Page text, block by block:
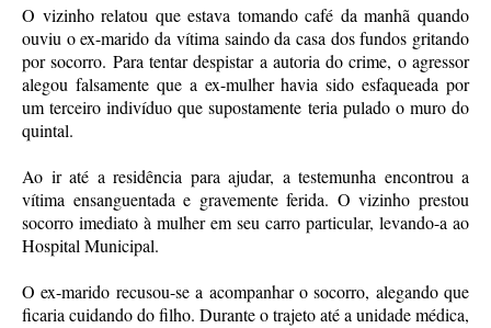
O vizinho relatou que estava tomando café da manhã quando
ouviu o ex-marido da vítima saindo da casa dos fundos gritando
por socorro. Para tentar despistar a autoria do crime, o agressor
alegou falsamente que a ex-mulher havia sido esfaqueada por
um terceiro indivíduo que supostamente teria pulado o muro do
quintal.
Ao ir até a residência para ajudar, a testemunha encontrou a
vítima ensanguentada e gravemente ferida. O vizinho prestou
socorro imediato à mulher em seu carro particular, levando-a ao
Hospital Municipal.
O ex-marido recusou-se a acompanhar o socorro, alegando que
ficaria cuidando do filho. Durante o trajeto até a unidade médica,